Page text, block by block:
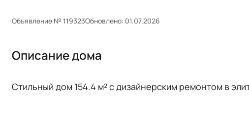
Объявление № 119323Обновлено: 01.07.2026
Описание дома
Стильный дом 154.4 м² с дизайнерским ремонтом в